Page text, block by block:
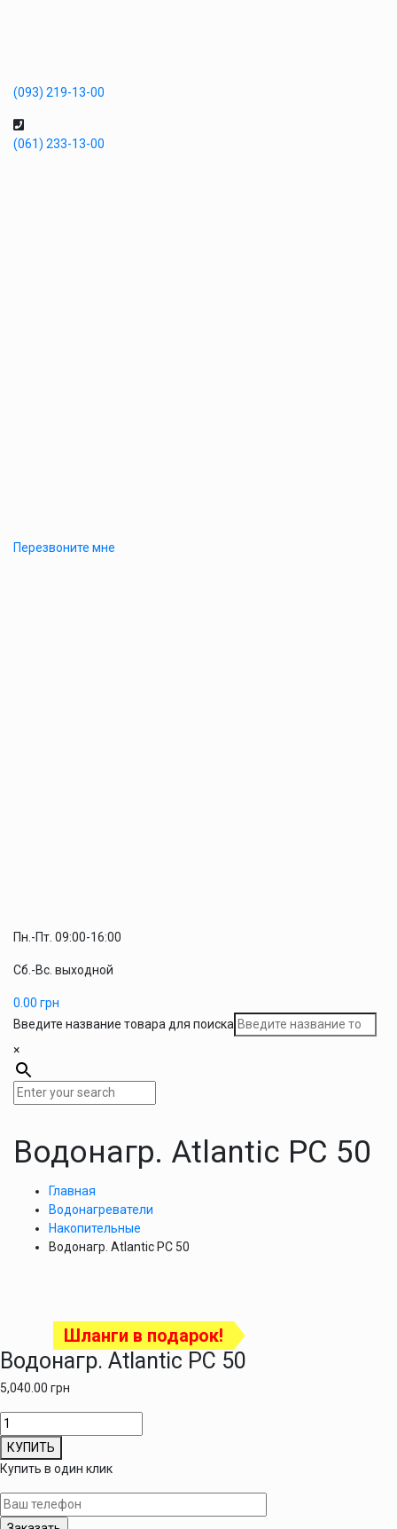
(093) 219-13-00
(061) 233-13-00
Перезвоните мне
Пн.-Пт. 09:00-16:00
Сб.-Вс. выходной
0.00 грн
Введите название товара для поиска
×
Водонагр. Atlantic PC 50
Главная
Водонагреватели
Накопительные
Водонагр. Atlantic PC 50
Шланги в подарок!
Водонагр. Atlantic PC 50
5,040.00 грн
Количество
товара
Водонагр.
Atlantic
PC
50
КУПИТЬ
Купить в один клик